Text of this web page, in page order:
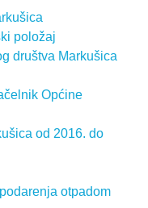
položaj
društva Markušica
Općine
od 2016. do
otpadom